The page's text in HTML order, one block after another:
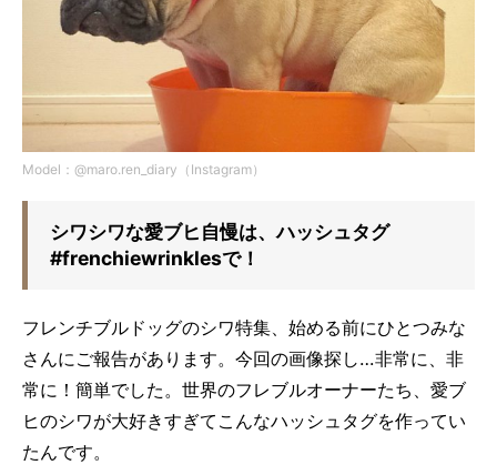
Model：@maro.ren_diary（Instagram）
シワシワな愛ブヒ自慢は、ハッシュタグ
#frenchiewrinklesで！
フレンチブルドッグのシワ特集、始める前にひとつみな
さんにご報告があります。今回の画像探し…非常に、非
常に！簡単でした。世界のフレブルオーナーたち、愛ブ
ヒのシワが大好きすぎてこんなハッシュタグを作ってい
たんです。